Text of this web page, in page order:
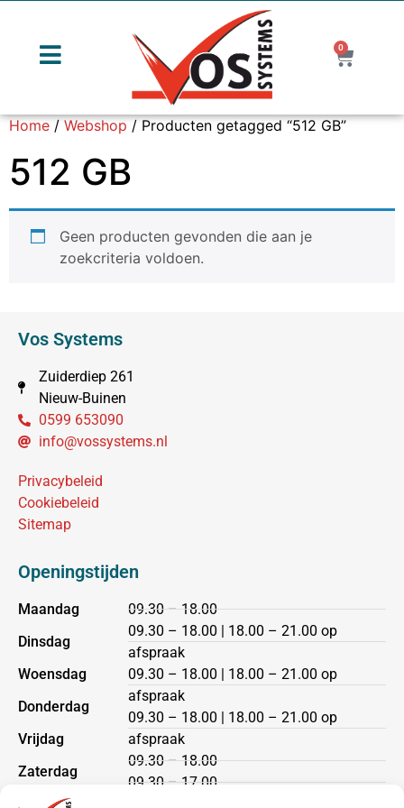
0
Home/Webshop/ Producten getagged “512 GB”
512 GB
Geen producten gevonden die aan je
zoekcriteria voldoen.
Vos Systems
Zuiderdiep 261
Nieuw-Buinen
0599 653090
info@vossystems.nl
Privacybeleid
Cookiebeleid
Sitemap
Openingstijden
Maandag
Dinsdag
Woensdag
Donderdag
Vrijdag
Zaterdag
Zondag
09.30 – 18.00
09.30 – 18.00 | 18.00 – 21.00 op
afspraak
09.30 – 18.00 | 18.00 – 21.00 op
afspraak
09.30 – 18.00 | 18.00 – 21.00 op
afspraak
09.30 – 18.00
09.30 – 17.00